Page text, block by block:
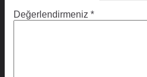
Değerlendirmeniz *